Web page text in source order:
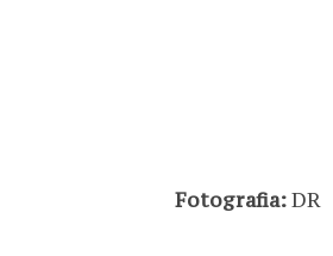
Fotografia:DR